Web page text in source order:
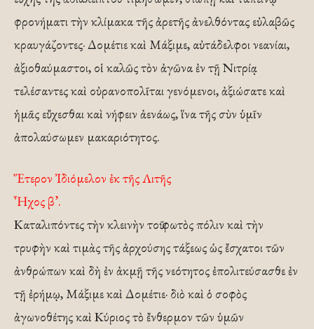
φρονήματι τὴν κλίμακα τῆς ἀρετῆς ἀνελθόντας εὐλαβῶς
κραυγάζοντες· Δομέτιε καὶ Μάξιμε, αὐτάδελφοι νεανίαι,
ἀξιοθαύμαστοι, οἱ καλῶς τὸν ἀγῶνα ἐν τῇ Νιτρίᾳ
τελέσαντες καὶ οὐρανοπολῖται γενόμενοι, ἀξιώσατε καὶ
ἡμᾶς εὔχεσθαι καὶ νήφειν ἀενάως, ἵνα τῆς σὺν ὑμῖν
ἀπολαύσωμεν μακαριότητος.
Ἕτερον Ἰδιόμελον ἐκ τῆς Λιτῆς
Ἦχος β’.
Καταλιπόντες τὴν κλεινὴν τοῦ φωτὸς πόλιν καὶ τὴν
τρυφὴν καὶ τιμὰς τῆς ἀρχούσης τάξεως ὡς ἔσχατοι τῶν
ἀνθρώπων καὶ δὴ ἐν ἀκμῇ τῆς νεότητος ἐπολιτεύσασθε ἐν
τῇ ἐρήμῳ, Μάξιμε καὶ Δομέτιε· διὸ καὶ ὁ σοφὸς
ἀγωνοθέτης καὶ Κύριος τὸ ἔνθερμον τῶν ὑμῶν